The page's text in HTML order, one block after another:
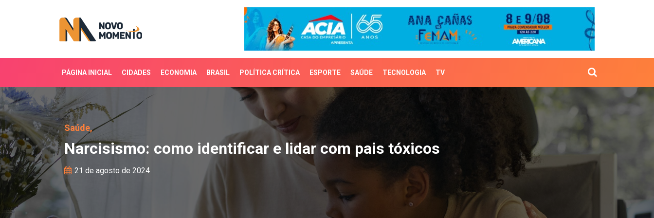
PÁGINA INICIAL CIDADES ECONOMIA BRASIL POLÍTICA CRÍTICA ESPORTE SAÚDE TECNOLOGIA TV
Narcisismo: como identificar e lidar com pais tóxicos
Saúde,
Narcisismo: como identificar e lidar com pais tóxicos
21 de agosto de 2024